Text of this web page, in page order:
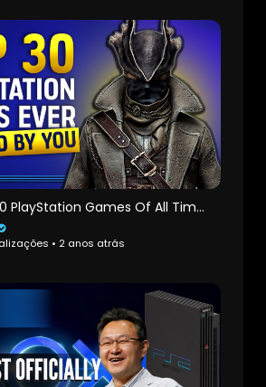
Top 30 PlayStation Games Of All Time (As Voted For By You)
• 2 anos atrás